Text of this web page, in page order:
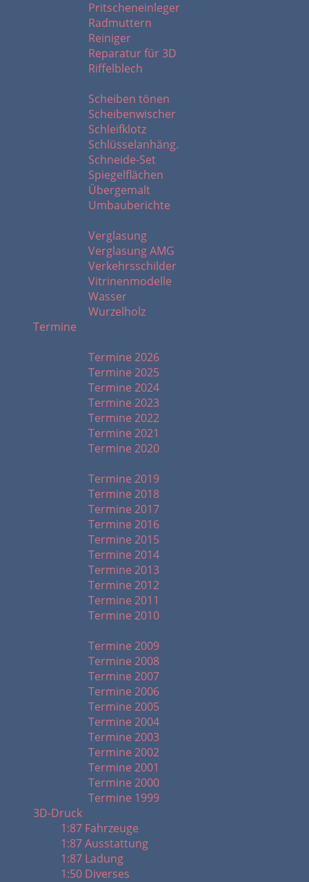
Pritscheneinleger
Radmuttern
Reiniger
Reparatur für 3D
Riffelblech
Scheiben tönen
Scheibenwischer
Schleifklotz
Schlüsselanhäng.
Schneide-Set
Spiegelflächen
Übergemalt
Umbauberichte
Verglasung
Verglasung AMG
Verkehrsschilder
Vitrinenmodelle
Wasser
Wurzelholz
Termine
Termine 2026
Termine 2025
Termine 2024
Termine 2023
Termine 2022
Termine 2021
Termine 2020
Termine 2019
Termine 2018
Termine 2017
Termine 2016
Termine 2015
Termine 2014
Termine 2013
Termine 2012
Termine 2011
Termine 2010
Termine 2009
Termine 2008
Termine 2007
Termine 2006
Termine 2005
Termine 2004
Termine 2003
Termine 2002
Termine 2001
Termine 2000
Termine 1999
3D-Druck
1:87 Fahrzeuge
1:87 Ausstattung
1:87 Ladung
1:50 Diverses